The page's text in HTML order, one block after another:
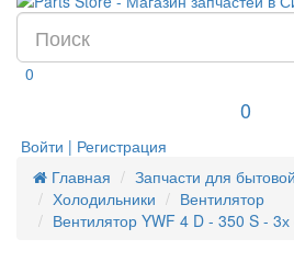
0
0
Войти | Регистрация
Главная
Запчасти для
Холодильники
Вентилятор
Вентилятор YWF 4 D - 350 S -